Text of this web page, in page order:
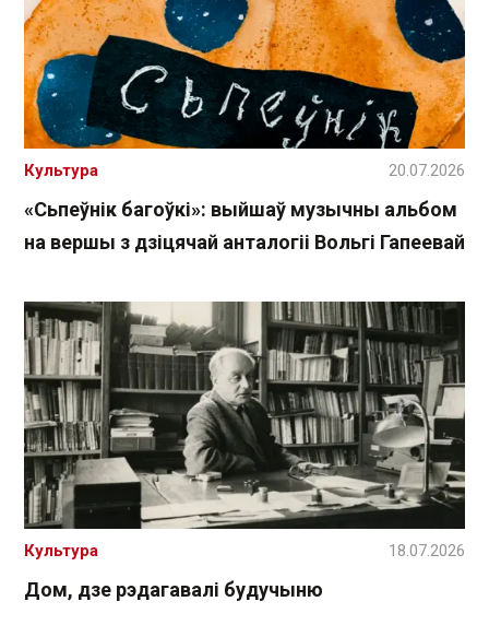
«Сьпеўнік багоўкі»: выйшаў музычны альбом
на вершы з дзіцячай анталогіі Вольгі Гапеевай
Культура 20.07.2026
Дом, дзе рэдагавалі будучыню
Культура 18.07.2026